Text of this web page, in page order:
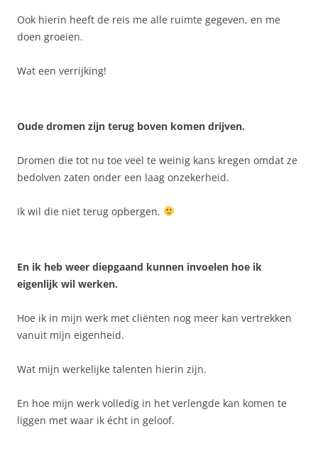
Ook hierin heeft de reis me alle ruimte gegeven, en me
doen groeien.
Wat een verrijking!
Oude dromen zijn terug boven komen drijven.
Dromen die tot nu toe veel te weinig kans kregen omdat ze
bedolven zaten onder een laag onzekerheid.
Ik wil die niet terug opbergen.
En ik heb weer diepgaand kunnen invoelen hoe ik
eigenlijk wil werken.
Hoe ik in mijn werk met cliënten nog meer kan vertrekken
vanuit mijn eigenheid.
Wat mijn werkelijke talenten hierin zijn.
En hoe mijn werk volledig in het verlengde kan komen te
liggen met waar ik écht in geloof.